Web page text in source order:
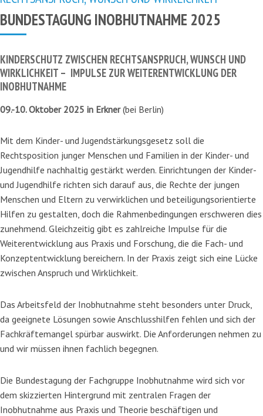
BUNDESTAGUNG INOBHUTNAHME 2025
KINDERSCHUTZ ZWISCHEN RECHTSANSPRUCH, WUNSCH UND
WIRKLICHKEIT – IMPULSE ZUR WEITERENTWICKLUNG DER
INOBHUTNAHME
09.-10. Oktober 2025 in Erkner(bei Berlin)
Mit dem Kinder- und Jugendstärkungsgesetz soll die
Rechtsposition junger Menschen und Familien in der Kinder- und
Jugendhilfe nachhaltig gestärkt werden. Einrichtungen der Kinder-
und Jugendhilfe richten sich darauf aus, die Rechte der jungen
Menschen und Eltern zu verwirklichen und beteiligungsorientierte
Hilfen zu gestalten, doch die Rahmenbedingungen erschweren dies
zunehmend. Gleichzeitig gibt es zahlreiche Impulse für die
Weiterentwicklung aus Praxis und Forschung, die die Fach- und
Konzeptentwicklung bereichern. In der Praxis zeigt sich eine Lücke
zwischen Anspruch und Wirklichkeit.
Das Arbeitsfeld der Inobhutnahme steht besonders unter Druck,
da geeignete Lösungen sowie Anschlusshilfen fehlen und sich der
Fachkräftemangel spürbar auswirkt. Die Anforderungen nehmen zu
und wir müssen ihnen fachlich begegnen.
Die Bundestagung der Fachgruppe Inobhutnahme wird sich vor
dem skizzierten Hintergrund mit zentralen Fragen der
Inobhutnahme aus Praxis und Theorie beschäftigen und